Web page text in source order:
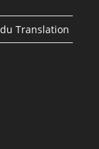
Translation